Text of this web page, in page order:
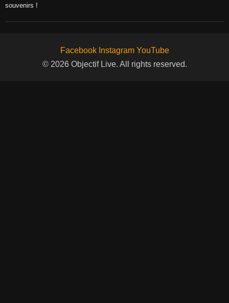
souvenirs !
Facebook Instagram YouTube
© 2026 Objectif Live. All rights reserved.